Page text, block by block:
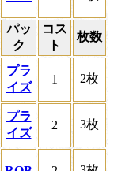
パッ
ク
コス
ト
枚数
プラ
イズ
1 2枚
プラ
イズ
2 3枚